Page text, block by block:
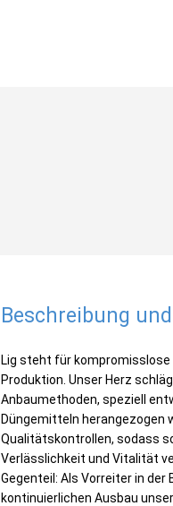
Beschreibung
Lig steht für kompromisslose
Produktion. Unser Herz
Anbaumethoden, speziell
Düngemitteln herangezogen
Qualitätskontrollen, sodass
Verlässlichkeit und Vitalität
Gegenteil: Als Vorreiter in
kontinuierlichen Ausbau